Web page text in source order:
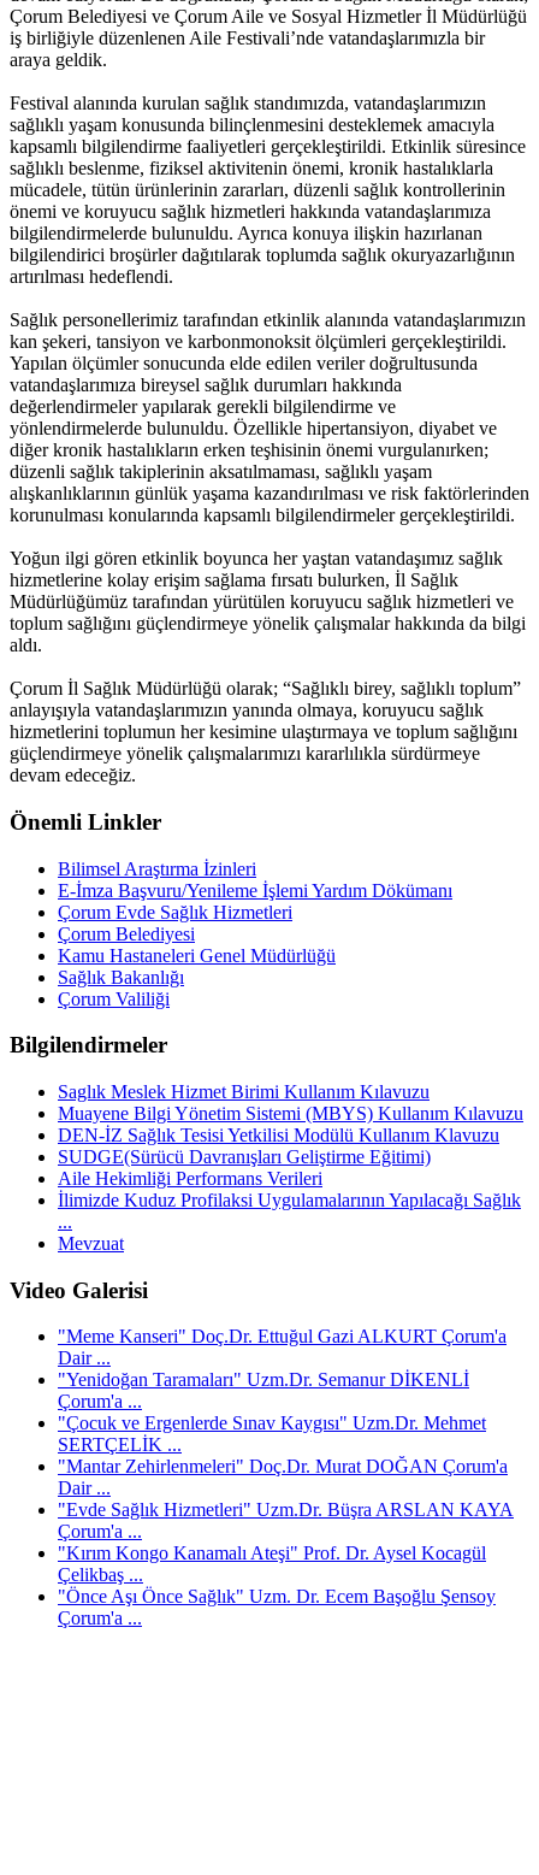
Çorum Belediyesi ve Çorum Aile ve Sosyal Hizmetler İl Müdürlüğü
iş birliğiyle düzenlenen Aile Festivali’nde vatandaşlarımızla bir
araya geldik.
Festival alanında kurulan sağlık standımızda, vatandaşlarımızın
sağlıklı yaşam konusunda bilinçlenmesini desteklemek amacıyla
kapsamlı bilgilendirme faaliyetleri gerçekleştirildi. Etkinlik süresince
sağlıklı beslenme, fiziksel aktivitenin önemi, kronik hastalıklarla
mücadele, tütün ürünlerinin zararları, düzenli sağlık kontrollerinin
önemi ve koruyucu sağlık hizmetleri hakkında vatandaşlarımıza
bilgilendirmelerde bulunuldu. Ayrıca konuya ilişkin hazırlanan
bilgilendirici broşürler dağıtılarak toplumda sağlık okuryazarlığının
artırılması hedeflendi.
Sağlık personellerimiz tarafından etkinlik alanında vatandaşlarımızın
kan şekeri, tansiyon ve karbonmonoksit ölçümleri gerçekleştirildi.
Yapılan ölçümler sonucunda elde edilen veriler doğrultusunda
vatandaşlarımıza bireysel sağlık durumları hakkında
değerlendirmeler yapılarak gerekli bilgilendirme ve
yönlendirmelerde bulunuldu. Özellikle hipertansiyon, diyabet ve
diğer kronik hastalıkların erken teşhisinin önemi vurgulanırken;
düzenli sağlık takiplerinin aksatılmaması, sağlıklı yaşam
alışkanlıklarının günlük yaşama kazandırılması ve risk faktörlerinden
korunulması konularında kapsamlı bilgilendirmeler gerçekleştirildi.
Yoğun ilgi gören etkinlik boyunca her yaştan vatandaşımız sağlık
hizmetlerine kolay erişim sağlama fırsatı bulurken, İl Sağlık
Müdürlüğümüz tarafından yürütülen koruyucu sağlık hizmetleri ve
toplum sağlığını güçlendirmeye yönelik çalışmalar hakkında da bilgi
aldı.
Çorum İl Sağlık Müdürlüğü olarak; “Sağlıklı birey, sağlıklı toplum”
anlayışıyla vatandaşlarımızın yanında olmaya, koruyucu sağlık
hizmetlerini toplumun her kesimine ulaştırmaya ve toplum sağlığını
güçlendirmeye yönelik çalışmalarımızı kararlılıkla sürdürmeye
devam edeceğiz.
Önemli Linkler
Bilimsel Araştırma İzinleri
E-İmza Başvuru/Yenileme İşlemi Yardım Dökümanı
Çorum Evde Sağlık Hizmetleri
Çorum Belediyesi
Kamu Hastaneleri Genel Müdürlüğü
Sağlık Bakanlığı
Çorum Valiliği
Bilgilendirmeler
Saglık Meslek Hizmet Birimi Kullanım Kılavuzu
Muayene Bilgi Yönetim Sistemi (MBYS) Kullanım Kılavuzu
DEN-İZ Sağlık Tesisi Yetkilisi Modülü Kullanım Klavuzu
SUDGE(Sürücü Davranışları Geliştirme Eğitimi)
Aile Hekimliği Performans Verileri
İlimizde Kuduz Profilaksi Uygulamalarının Yapılacağı Sağlık
...
Mevzuat
Video Galerisi
"Meme Kanseri" Doç.Dr. Ettuğul Gazi ALKURT Çorum'a
Dair ...
"Yenidoğan Taramaları" Uzm.Dr. Semanur DİKENLİ
Çorum'a ...
"Çocuk ve Ergenlerde Sınav Kaygısı" Uzm.Dr. Mehmet
SERTÇELİK ...
"Mantar Zehirlenmeleri" Doç.Dr. Murat DOĞAN Çorum'a
Dair ...
"Evde Sağlık Hizmetleri" Uzm.Dr. Büşra ARSLAN KAYA
Çorum'a ...
"Kırım Kongo Kanamalı Ateşi" Prof. Dr. Aysel Kocagül
Çelikbaş ...
"Önce Aşı Önce Sağlık" Uzm. Dr. Ecem Başoğlu Şensoy
Çorum'a ...